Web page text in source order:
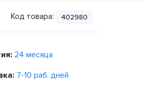
Код товара: 402980
24 месяца
7-10 раб. дней